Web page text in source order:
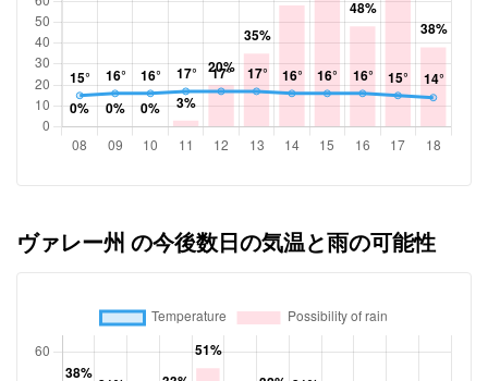
ヴァレー州 の今後数日の気温と雨の可能性